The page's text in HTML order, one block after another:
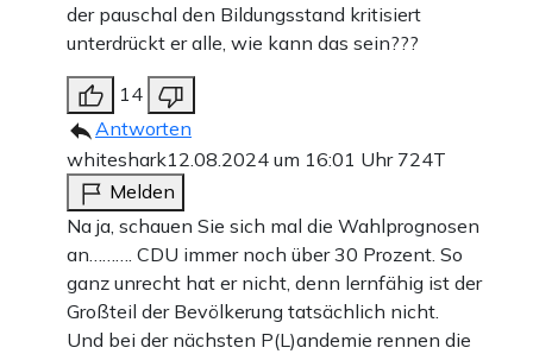
der pauschal den Bildungsstand kritisiert
unterdrückt er alle, wie kann das sein???
14
Antworten
whiteshark12.08.2024 um 16:01 Uhr 724T
Melden
Na ja, schauen Sie sich mal die Wahlprognosen
an………. CDU immer noch über 30 Prozent. So
ganz unrecht hat er nicht, denn lernfähig ist der
Großteil der Bevölkerung tatsächlich nicht.
Und bei der nächsten P(L)andemie rennen die